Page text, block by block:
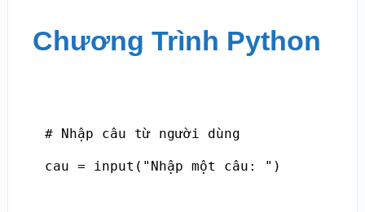
Chương Trình Python
# Nhập câu từ người dùng
cau = input("Nhập một câu: ")